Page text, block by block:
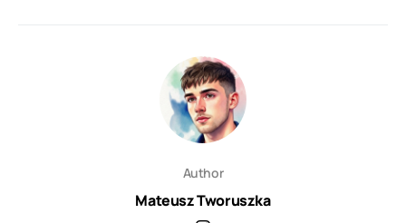
Author
Mateusz Tworuszka